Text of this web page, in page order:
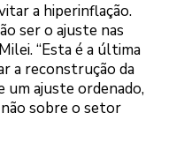
a hiperinflação.
ser o ajuste nas
“Esta é a última
a reconstrução da
um ajuste ordenado,
sobre o setor